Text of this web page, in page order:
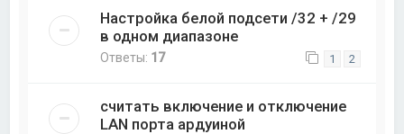
Настройка белой подсети /32 + /29
в одном диапазоне
Ответы: 17 1 2
считать включение и отключение
LAN порта ардуиной